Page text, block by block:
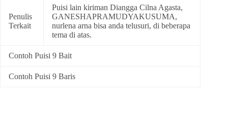
Penulis
Terkait
Puisi lain kiriman Diangga Cilna Agasta,
GANESHAPRAMUDYAKUSUMA,
nurlena arna bisa anda telusuri, di beberapa
tema di atas.
Contoh Puisi 9 Bait
Contoh Puisi 9 Baris